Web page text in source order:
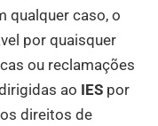
qualquer caso, o
por quaisquer
ou reclamações
ao IES por
direitos de